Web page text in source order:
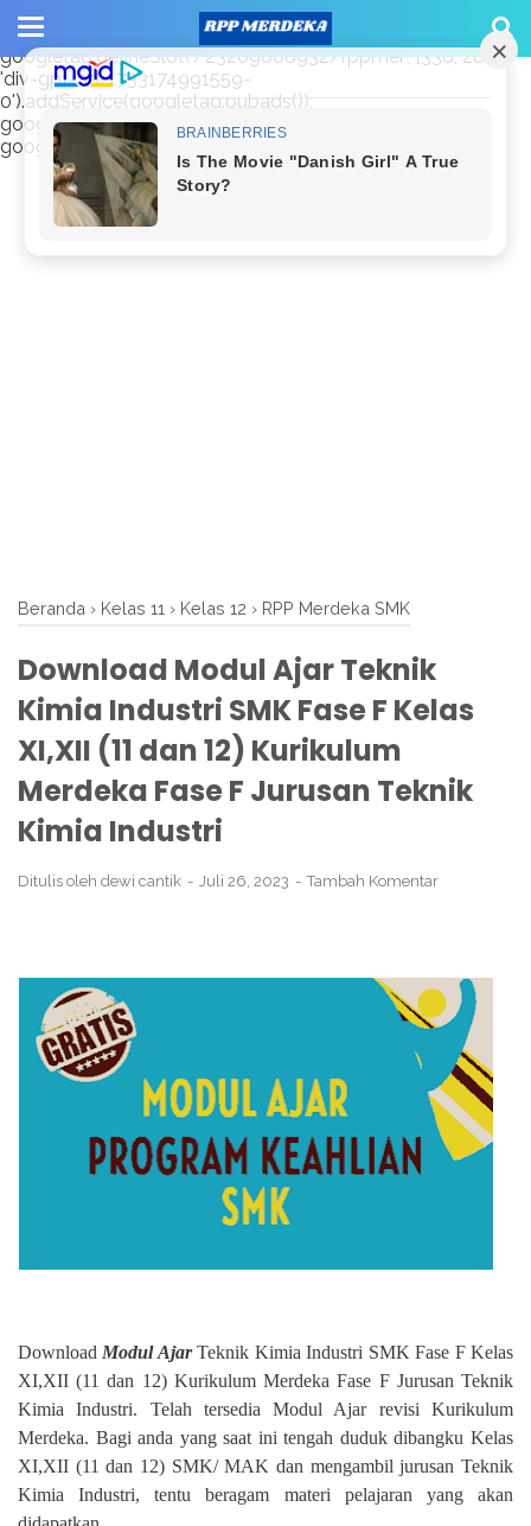
window.googletag = window.googletag || {cmd: []};
googletag.cmd.push(function() {
googletag.defineSlot('/23209888932/rppmer', [336, 280],
'div-gpt-ad-1733174991559-
0').addService(googletag.pubads());
googletag.pubads().enableSingleRequest();
googletag.enableServices(); });
Beranda › Kelas 11 › Kelas 12 › RPP Merdeka SMK
Download Modul Ajar Teknik
Kimia Industri SMK Fase F Kelas
XI,XII (11 dan 12) Kurikulum
Merdeka Fase F Jurusan Teknik
Kimia Industri
Ditulis oleh dewi cantik Juli 26, 2023 Tambah Komentar
DownloadModul AjarTeknik Kimia Industri SMK Fase F Kelas
XI,XII (11 dan 12) Kurikulum Merdeka Fase F Jurusan Teknik
Kimia Industri. Telah tersedia Modul Ajar revisi Kurikulum
Merdeka. Bagi anda yang saat ini tengah duduk dibangku Kelas
XI,XII (11 dan 12) SMK/ MAK dan mengambil jurusan Teknik
Kimia Industri, tentu beragam materi pelajaran yang akan